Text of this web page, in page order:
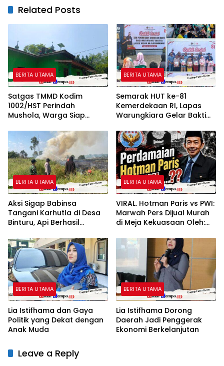
Related Posts
BERITA UTAMA
Satgas TMMD Kodim
1002/HST Perindah
Mushola, Warga Siap
Lebih Nyaman
BERITA UTAMA
Semarak HUT ke-81
Kemerdekaan RI, Lapas
Warungkiara Gelar Bakti
Kesehatan Gratis bagi
Masyarakat
BERITA UTAMA
Aksi Sigap Babinsa
Tangani Karhutla di Desa
Binturu, Api Berhasil
BERITA UTAMA
VIRAL. Hotman Paris vs PWI:
Marwah Pers Dijual Murah
di Meja Kekuasaan Oleh:
(ASH)”
BERITA UTAMA
Lia Istifhama dan Gaya
Politik yang Dekat dengan
Anak Muda
BERITA UTAMA
Lia Istifhama Dorong
Daerah Jadi Penggerak
Ekonomi Berkelanjutan
Leave a Reply